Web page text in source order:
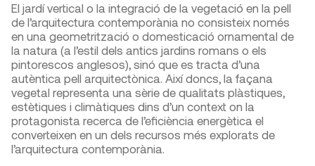
El jardí vertical o la integració de la vegetació en la pell
de l’arquitectura contemporània no consisteix només
en una geometrització o domesticació ornamental de
la natura (a l’estil dels antics jardins romans o els
pintorescos anglesos), sinó que es tracta d’una
autèntica pell arquitectònica. Així doncs, la façana
vegetal representa una sèrie de qualitats plàstiques,
estètiques i climàtiques dins d’un context on la
protagonista recerca de l’eficiència energètica el
converteixen en un dels recursos més explorats de
l’arquitectura contemporània.